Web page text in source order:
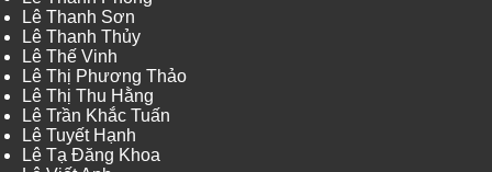
Lê Thanh Sơn
Lê Thanh Thủy
Lê Thế Vinh
Lê Thị Phương Thảo
Lê Thị Thu Hằng
Lê Trần Khắc Tuấn
Lê Tuyết Hạnh
Lê Tạ Đăng Khoa